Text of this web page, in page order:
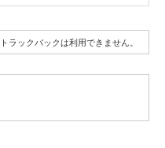
トラックバックは利用できません。